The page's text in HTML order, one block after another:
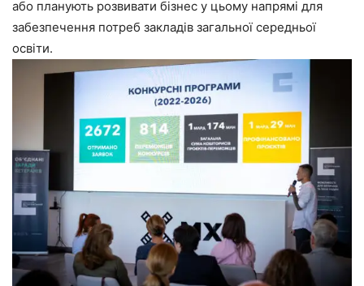
або планують розвивати бізнес у цьому напрямі для
забезпечення потреб закладів загальної середньої
освіти.